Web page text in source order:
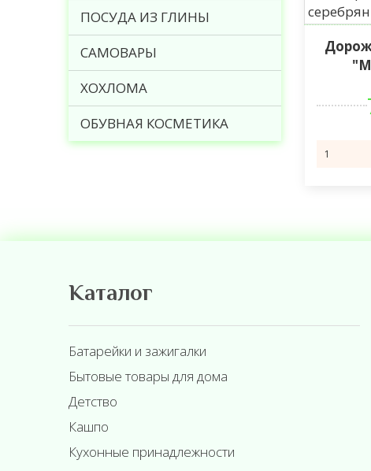
ПОСУДА ИЗ ГЛИНЫ
САМОВАРЫ
ХОХЛОМА
ОБУВНАЯ КОСМЕТИКА
Каталог
Батарейки и зажигалки
Бытовые товары для дома
Детство
Кашпо
Кухонные принадлежности